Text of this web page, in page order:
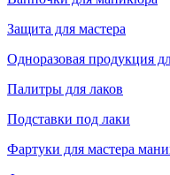
Защита для мастера
Одноразовая продукция
Палитры для лаков
Подставки под лаки
Фартуки для мастера